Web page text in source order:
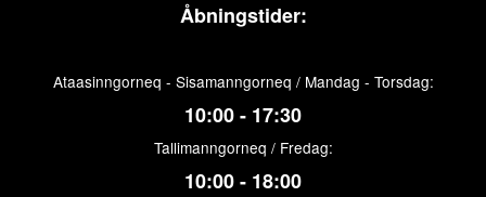
Åbningstider:
Ataasinngorneq - Sisamanngorneq / Mandag - Torsdag:
10:00 - 17:30
Tallimanngorneq / Fredag:
10:00 - 18:00